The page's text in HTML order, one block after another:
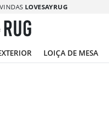
LOVESAYRUG
LOIÇA DE MESA